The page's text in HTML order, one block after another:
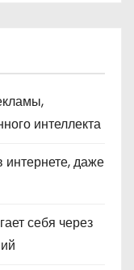
интеллекта
интернете, даже
себя через